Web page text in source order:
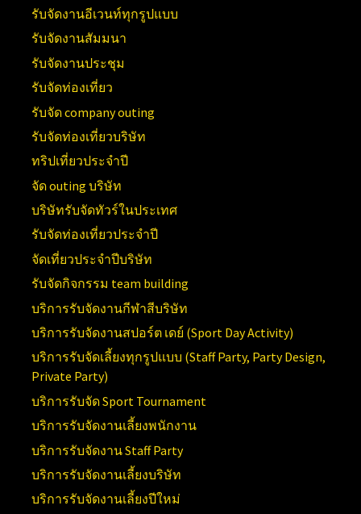
รับจัดงานอีเวนท์ทุกรูปแบบ
รับจัดงานสัมมนา
รับจัดงานประชุม
รับจัดท่องเที่ยว
รับจัด company outing
รับจัดท่องเที่ยวบริษัท
ทริปเที่ยวประจำปี
จัด outing บริษัท
บริษัทรับจัดทัวร์ในประเทศ
รับจัดท่องเที่ยวประจำปี
จัดเที่ยวประจำปีบริษัท
รับจัดกิจกรรม team building
บริการรับจัดงานกีฬาสีบริษัท
บริการรับจัดงานสปอร์ต เดย์ (Sport Day Activity)
บริการรับจัดเลี้ยงทุกรูปแบบ (Staff Party, Party Design,
Private Party)
บริการรับจัดSport Tournament
บริการรับจัดงานเลี้ยงพนักงาน
บริการรับจัดงานStaff Party
บริการรับจัดงานเลี้ยงบริษัท
บริการรับจัดงานเลี้ยงปีใหม่